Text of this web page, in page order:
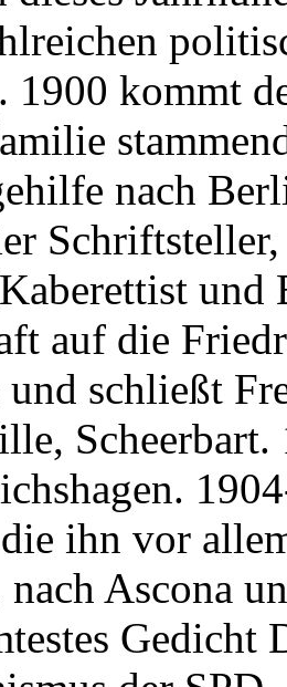
1900 kommt
nach
auf die
schließt
ihn vor
Ascona
Gedicht